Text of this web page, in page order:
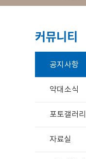
커뮤니티
공지사항
약대소식
포토갤러리
자료실